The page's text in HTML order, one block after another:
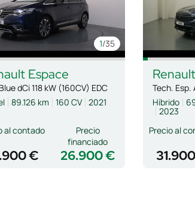
1/35
Espace
dCi 118 kW (160CV) EDC
89.126 km 160 CV 2021
al contado
€ 26.900 €
Precio
financiado
Renault
Híbrido
2023
Precio al